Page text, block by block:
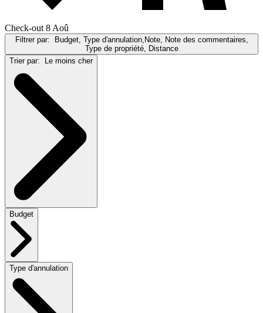
Check-out 8 Aoû
Filtrer par:
Budget, Type d'annulation,Note, Note des commentaires,
Type de propriété, Distance
Trier par:
Le moins cher
Budget
Type d'annulation